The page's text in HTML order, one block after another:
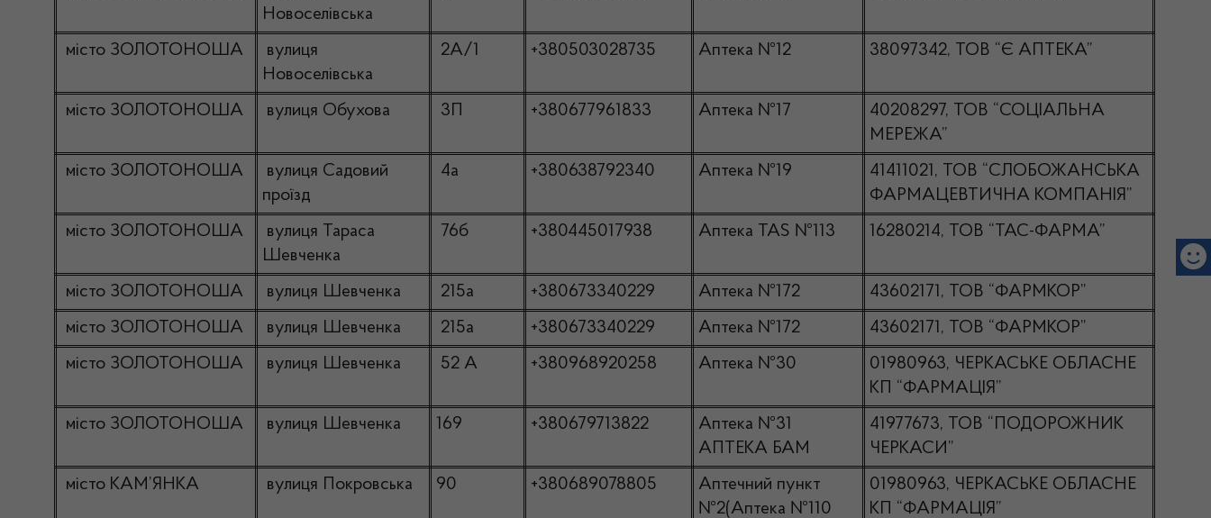
Новоселівська
місто ЗОЛОТОНОША
вулиця
Новоселівська
2А/1 +380503028735 Аптека №12 38097342, ТОВ “Є АПТЕКА”
місто ЗОЛОТОНОША вулиця Обухова 3П +380677961833 Аптека №17
40208297, ТОВ “СОЦІАЛЬНА
МЕРЕЖА”
місто ЗОЛОТОНОША
вулиця Садовий
проїзд
4а +380638792340 Аптека №19
41411021, ТОВ “СЛОБОЖАНСЬКА
ФАРМАЦЕВТИЧНА КОМПАНІЯ”
місто ЗОЛОТОНОША
вулиця Тараса
Шевченка
76б +380445017938 Аптека TAS №113 16280214, ТОВ “ТАС-ФАРМА”
місто ЗОЛОТОНОША вулиця Шевченка 215а +380673340229 Аптека №172
43602171, ТОВ “ФАРМКОР”
місто ЗОЛОТОНОША
вулиця Шевченка 215а +380673340229 Аптека №172
43602171, ТОВ “ФАРМКОР”
місто ЗОЛОТОНОША
вулиця Шевченка 52 А +380968920258 Аптека №30
01980963, ЧЕРКАСЬКЕ ОБЛАСНЕ
КП “ФАРМАЦІЯ”
місто ЗОЛОТОНОША
вулиця Шевченка 169 +380679713822
Аптека №31
АПТЕКА БАМ
41977673, ТОВ “ПОДОРОЖНИК
ЧЕРКАСИ”
місто КАМ’ЯНКА
вулиця Покровська 90 +380689078805
Аптечний пункт
№2(Аптека №110
01980963, ЧЕРКАСЬКЕ ОБЛАСНЕ
КП “ФАРМАЦІЯ”